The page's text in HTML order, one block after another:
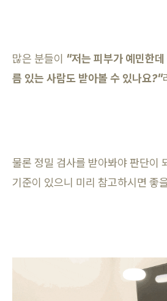
많은 분들이 "저는 피부가 예민한
름 있는 사람도 받아볼 수 있나요?"
물론 정밀 검사를 받아봐야 판단이
기준이 있으니 미리 참고하시면 좋